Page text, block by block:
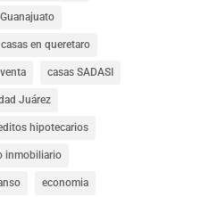
casas en queretaro
casas SADASI
Juárez
hipotecarios
inmobiliario
economia